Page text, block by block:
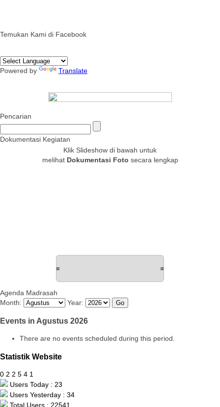
Temukan Kami di Facebook
Powered by Translate
Pencarian
Dokumentasi Kegiatan
Klik Slideshow di bawah untuk
melihat Dokumentasi Foto secara lengkap
Agenda Madrasah
Month:
Year:
Events in Agustus 2026
There are no events scheduled during this period.
Statistik Website
0 2 2 5 4 1
Users Today : 23
Users Yesterday : 34
Total Users : 22541